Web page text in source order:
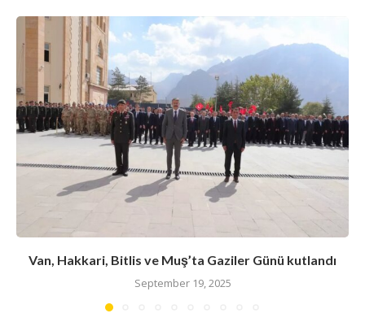
Van, Hakkari, Bitlis ve Muş’ta Gaziler Günü kutlandı
September 19, 2025